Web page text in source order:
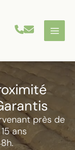
près de
ans